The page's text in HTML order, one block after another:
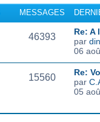
MESSAGES
46393
Re: A
par
06
15560
Re:
par
05